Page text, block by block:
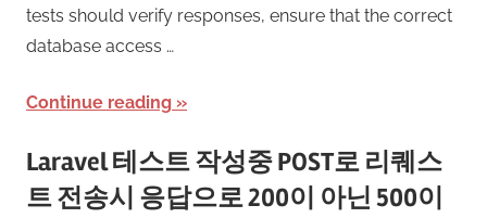
tests should verify responses, ensure that the correct
database access …
Continue reading
Laravel 테스트 작성중 POST로 리퀘스
트 전송시 응답으로 200이 아닌 500이